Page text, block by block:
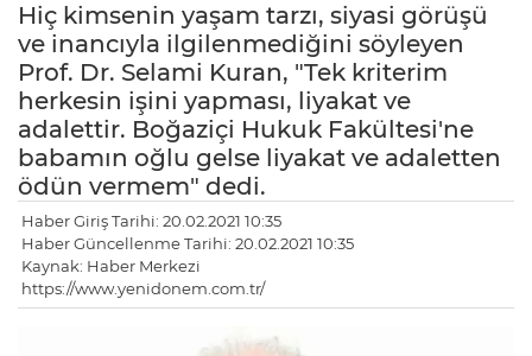
Hiç kimsenin yaşam tarzı, siyasi görüşü
ve inancıyla ilgilenmediğini söyleyen
Prof. Dr. Selami Kuran, "Tek kriterim
herkesin işini yapması, liyakat ve
adalettir. Boğaziçi Hukuk Fakültesi'ne
babamın oğlu gelse liyakat ve adaletten
ödün vermem" dedi.
Haber Giriş Tarihi: 20.02.2021 10:35
Haber Güncellenme Tarihi: 20.02.2021 10:35
Kaynak: Haber Merkezi
https://www.yenidonem.com.tr/